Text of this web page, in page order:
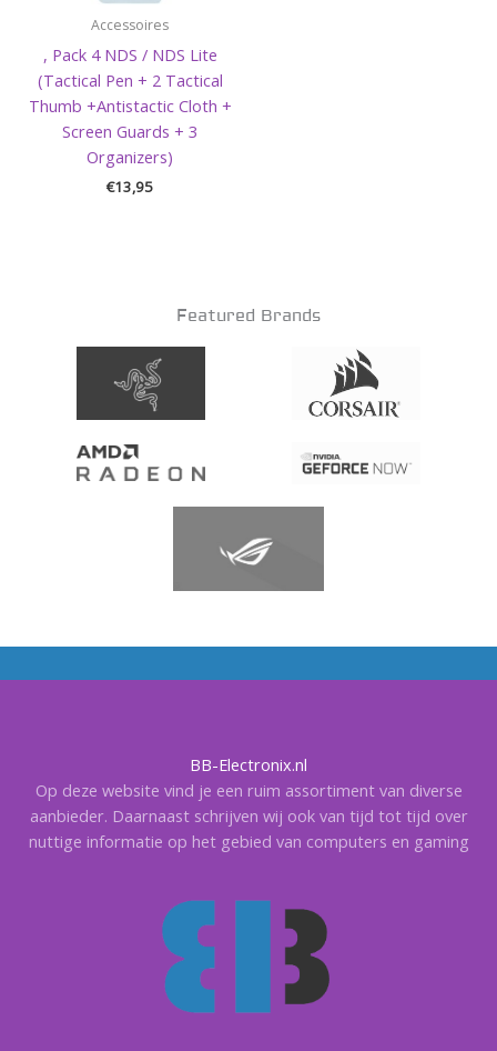
Accessoires
, Pack 4 NDS / NDS Lite
(Tactical Pen + 2 Tactical
Thumb +Antistactic Cloth +
Screen Guards + 3
Organizers)
€13,95
Featured Brands
BB-Electronix.nl
Op deze website vind je een ruim assortiment van diverse
aanbieder. Daarnaast schrijven wij ook van tijd tot tijd over
nuttige informatie op het gebied van computers en gaming